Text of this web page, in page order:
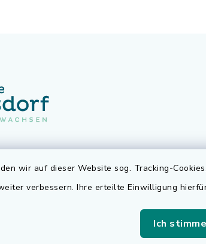
wir auf dieser Website sog. Tracking-
verbessern. Ihre erteilte Einwilligung
Ich
Montag bis Freitag:
07.30 - 12.00 Uhr
Dienstag zusätzlich: